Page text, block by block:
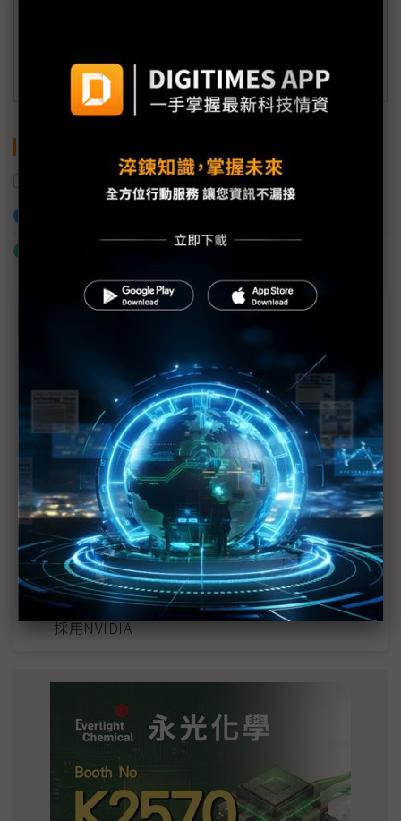
訂閱DIGITIMES 行動版
智慧機械 傳統產業
什麼是「關鍵字追蹤」
近７天熱門報導
MLCC訂單過熱、出貨比創高 村田示警全球AI基
建熱潮將趨緩
2027全年記憶體產能提前售罄 買家「祕而不
宣」只怕買不夠
英特爾EMIB良率達標 聯發科第2代ASIC產品
2028準時量產
光進銅退更明確？ 聯發科估SerDes 448G為銅
線「最終戰場」
SpaceX晶片採購大轉向 Elon Musk捨超微全面
採用NVIDIA